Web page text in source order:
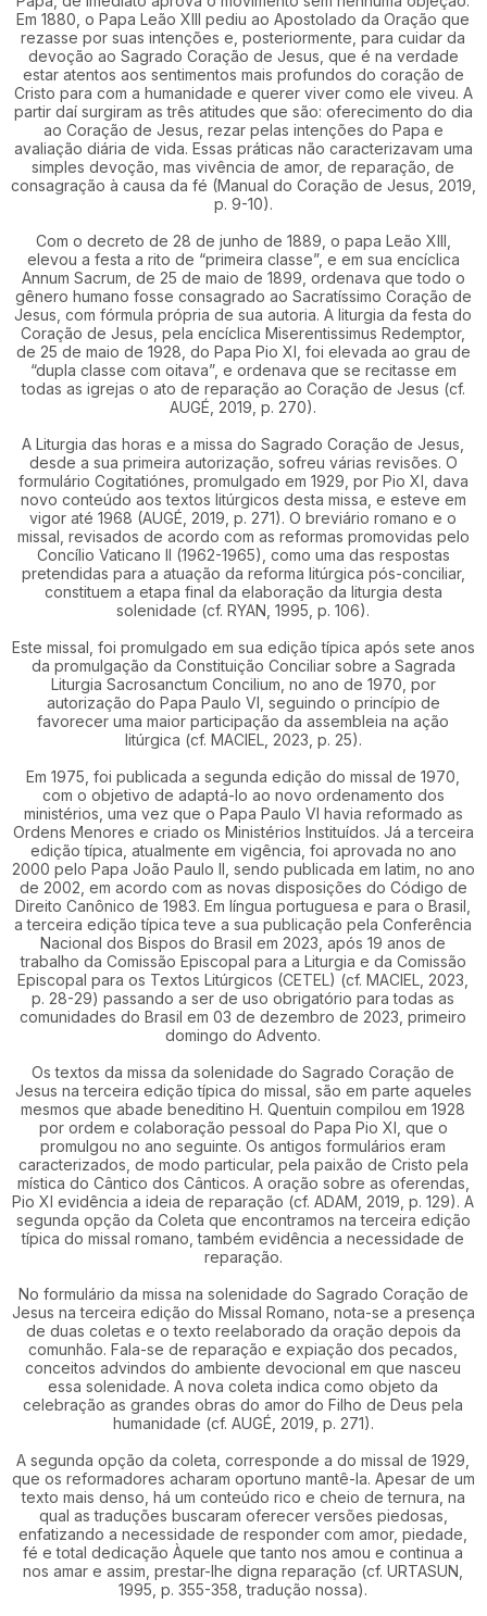
Em 1880, o Papa Leão XIII pediu ao Apostolado da Oração que
rezasse por suas intenções e, posteriormente, para cuidar da
devoção ao Sagrado Coração de Jesus, que é na verdade
estar atentos aos sentimentos mais profundos do coração de
Cristo para com a humanidade e querer viver como ele viveu. A
partir daí surgiram as três atitudes que são: oferecimento do dia
ao Coração de Jesus, rezar pelas intenções do Papa e
avaliação diária de vida. Essas práticas não caracterizavam uma
simples devoção, mas vivência de amor, de reparação, de
consagração à causa da fé (Manual do Coração de Jesus, 2019,
p. 9-10).
Com o decreto de 28 de junho de 1889, o papa Leão XIII,
elevou a festa a rito de “primeira classe”, e em sua encíclica
Annum Sacrum, de 25 de maio de 1899, ordenava que todo o
gênero humano fosse consagrado ao Sacratíssimo Coração de
Jesus, com fórmula própria de sua autoria. A liturgia da festa do
Coração de Jesus, pela encíclica Miserentissimus Redemptor,
de 25 de maio de 1928, do Papa Pio XI, foi elevada ao grau de
“dupla classe com oitava”, e ordenava que se recitasse em
todas as igrejas o ato de reparação ao Coração de Jesus (cf.
AUGÉ, 2019, p. 270).
A Liturgia das horas e a missa do Sagrado Coração de Jesus,
desde a sua primeira autorização, sofreu várias revisões. O
formulário Cogitatiónes, promulgado em 1929, por Pio XI, dava
novo conteúdo aos textos litúrgicos desta missa, e esteve em
vigor até 1968 (AUGÉ, 2019, p. 271). O breviário romano e o
missal, revisados de acordo com as reformas promovidas pelo
Concílio Vaticano II (1962-1965), como uma das respostas
pretendidas para a atuação da reforma litúrgica pós-conciliar,
constituem a etapa final da elaboração da liturgia desta
solenidade (cf. RYAN, 1995, p. 106).
Este missal, foi promulgado em sua edição típica após sete anos
da promulgação da Constituição Conciliar sobre a Sagrada
Liturgia Sacrosanctum Concilium, no ano de 1970, por
autorização do Papa Paulo VI, seguindo o princípio de
favorecer uma maior participação da assembleia na ação
litúrgica (cf. MACIEL, 2023, p. 25).
Em 1975, foi publicada a segunda edição do missal de 1970,
com o objetivo de adaptá-lo ao novo ordenamento dos
ministérios, uma vez que o Papa Paulo VI havia reformado as
Ordens Menores e criado os Ministérios Instituídos. Já a terceira
edição típica, atualmente em vigência, foi aprovada no ano
2000 pelo Papa João Paulo II, sendo publicada em latim, no ano
de 2002, em acordo com as novas disposições do Código de
Direito Canônico de 1983. Em língua portuguesa e para o Brasil,
a terceira edição típica teve a sua publicação pela Conferência
Nacional dos Bispos do Brasil em 2023, após 19 anos de
trabalho da Comissão Episcopal para a Liturgia e da Comissão
Episcopal para os Textos Litúrgicos (CETEL) (cf. MACIEL, 2023,
p. 28-29) passando a ser de uso obrigatório para todas as
comunidades do Brasil em 03 de dezembro de 2023, primeiro
domingo do Advento.
Os textos da missa da solenidade do Sagrado Coração de
Jesus na terceira edição típica do missal, são em parte aqueles
mesmos que abade beneditino H. Quentuin compilou em 1928
por ordem e colaboração pessoal do Papa Pio XI, que o
promulgou no ano seguinte. Os antigos formulários eram
caracterizados, de modo particular, pela paixão de Cristo pela
mística do Cântico dos Cânticos. A oração sobre as oferendas,
Pio XI evidência a ideia de reparação (cf. ADAM, 2019, p. 129). A
segunda opção da Coleta que encontramos na terceira edição
típica do missal romano, também evidência a necessidade de
reparação.
No formulário da missa na solenidade do Sagrado Coração de
Jesus na terceira edição do Missal Romano, nota-se a presença
de duas coletas e o texto reelaborado da oração depois da
comunhão. Fala-se de reparação e expiação dos pecados,
conceitos advindos do ambiente devocional em que nasceu
essa solenidade. A nova coleta indica como objeto da
celebração as grandes obras do amor do Filho de Deus pela
humanidade (cf. AUGÉ, 2019, p. 271).
A segunda opção da coleta, corresponde a do missal de 1929,
que os reformadores acharam oportuno mantê-la. Apesar de um
texto mais denso, há um conteúdo rico e cheio de ternura, na
qual as traduções buscaram oferecer versões piedosas,
enfatizando a necessidade de responder com amor, piedade,
fé e total dedicação Àquele que tanto nos amou e continua a
nos amar e assim, prestar-lhe digna reparação (cf. URTASUN,
1995, p. 355-358, tradução nossa).